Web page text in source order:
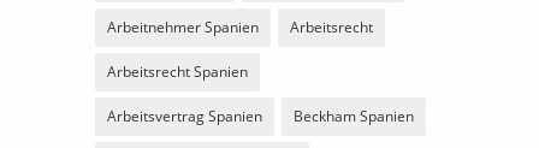
Arbeitnehmer Spanien Arbeitsrecht
Arbeitsrecht Spanien
Arbeitsvertrag Spanien Beckham Spanien